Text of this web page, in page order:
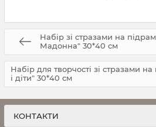
Набір зі стразами на
Мадонна" 30*40 см
Набір для творчості зі стразами на
і діти" 30*40 см
КОНТАКТИ